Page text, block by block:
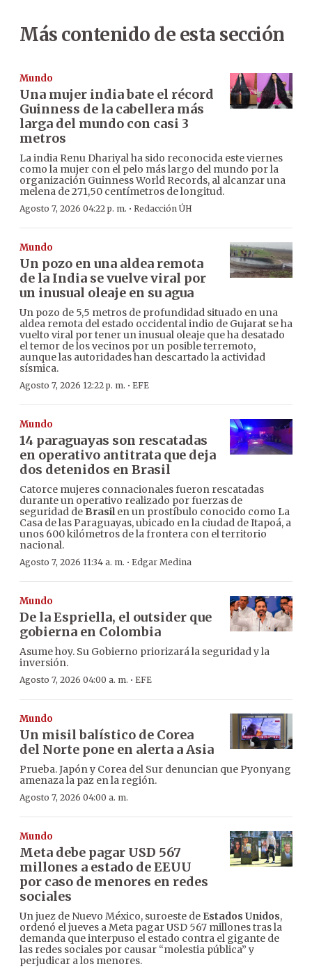
Más contenido de esta sección
Mundo
Una mujer india bate el récord
Guinness de la cabellera más
larga del mundo con casi 3
metros
La india Renu Dhariyal ha sido reconocida este viernes
como la mujer con el pelo más largo del mundo por la
organización Guinness World Records, al alcanzar una
melena de 271,50 centímetros de longitud.
Agosto 7, 2026 04:22 p. m. · Redacción ÚH
Mundo
Un pozo en una aldea remota
de la India se vuelve viral por
un inusual oleaje en su agua
Un pozo de 5,5 metros de profundidad situado en una
aldea remota del estado occidental indio de Gujarat se ha
vuelto viral por tener un inusual oleaje que ha desatado
el temor de los vecinos por un posible terremoto,
aunque las autoridades han descartado la actividad
sísmica.
Agosto 7, 2026 12:22 p. m. · EFE
Mundo
14 paraguayas son rescatadas
en operativo antitrata que deja
dos detenidos en Brasil
Catorce mujeres connacionales fueron rescatadas
durante un operativo realizado por fuerzas de
seguridad de Brasilen un prostíbulo conocido como La
Casa de las Paraguayas, ubicado en la ciudad de Itapoá, a
unos 600 kilómetros de la frontera con el territorio
nacional.
Agosto 7, 2026 11:34 a. m. · Edgar Medina
Mundo
De la Espriella, el outsider que
gobierna en Colombia
Asume hoy. Su Gobierno priorizará la seguridad y la
inversión.
Agosto 7, 2026 04:00 a. m. · EFE
Mundo
Un misil balístico de Corea
del Norte pone en alerta a Asia
Prueba. Japón y Corea del Sur denuncian que Pyonyang
amenaza la paz en la región.
Agosto 7, 2026 04:00 a. m.
Mundo
Meta debe pagar USD 567
millones a estado de EEUU
por caso de menores en redes
sociales
Un juez de Nuevo México, suroeste de Estados Unidos,
ordenó el jueves a Meta pagar USD 567 millones tras la
demanda que interpuso el estado contra el gigante de
las redes sociales por causar “molestia pública” y
perjudicar a los menores.